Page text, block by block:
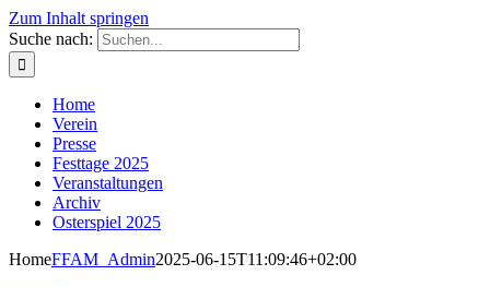
Zum Inhalt springen
Suche nach:
Home
Verein
Presse
Festtage 2025
Veranstaltungen
Archiv
Osterspiel 2025
HomeFFAM_Admin2025-06-15T11:09:46+02:00